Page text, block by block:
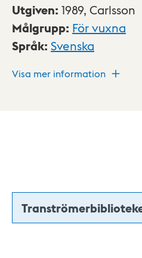
Utgiven: 1989, Carlsson
Målgrupp: För vuxna
Språk: Svenska
Visa mer information